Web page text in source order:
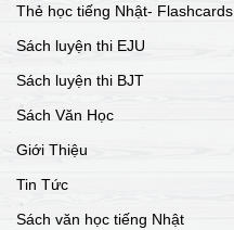
Thẻ học tiếng Nhật- Flashcards
Sách luyện thi EJU
Sách luyện thi BJT
Sách Văn Học
Giới Thiệu
Tin Tức
Sách văn học tiếng Nhật